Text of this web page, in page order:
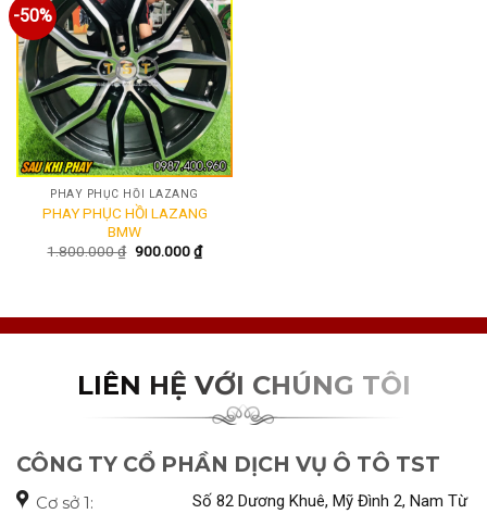
-50%
PHAY PHỤC HỒI LAZANG
PHAY PHỤC HỒI LAZANG
BMW
1.800.000₫ 900.000₫
LIÊN HỆ VỚI CHÚNG TÔI
CÔNG TY CỔ PHẦN DỊCH VỤ Ô TÔ TST
Cơ sở 1:
Số 82 Dương Khuê, Mỹ Đình 2, Nam Từ